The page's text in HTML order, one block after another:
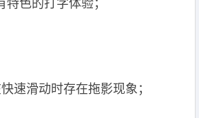
色的打字体验；
速滑动时存在拖影现象；